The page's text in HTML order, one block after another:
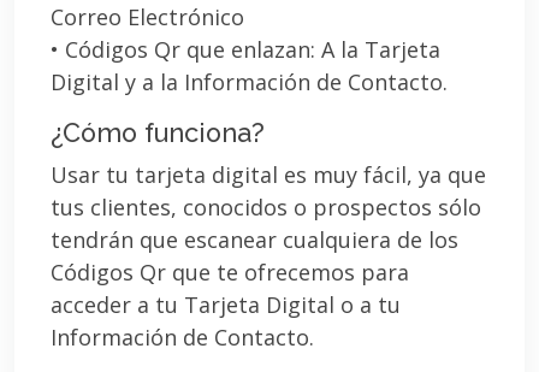
Correo Electrónico
• Códigos Qr que enlazan: A la Tarjeta
Digital y a la Información de Contacto.
¿Cómo funciona?
Usar tu tarjeta digital es muy fácil, ya que
tus clientes, conocidos o prospectos sólo
tendrán que escanear cualquiera de los
Códigos Qr que te ofrecemos para
acceder a tu Tarjeta Digital o a tu
Información de Contacto.